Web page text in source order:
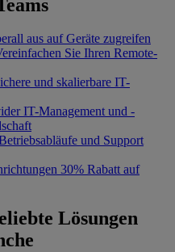
aus auf Geräte zugreifen
Sie Ihren Remote-
und skalierbare IT-
IT-Management und -
und Support
30% Rabatt auf
Lösungen